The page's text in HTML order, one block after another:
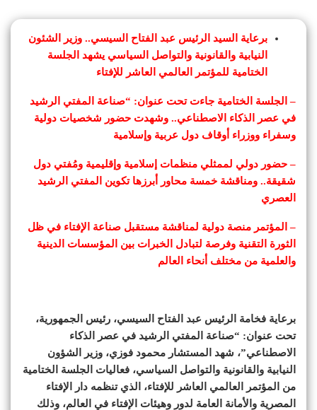
برعاية السيد الرئيس عبد الفتاح السيسي.. وزير الشئون
النيابية والقانونية والتواصل السياسي يشهد الجلسة
الختامية للمؤتمر العالمي العاشر للإفتاء
– الجلسة الختامية جاءت تحت عنوان: “صناعة المفتي الرشيد
في عصر الذكاء الاصطناعي.. وشهدت حضور شخصيات دولية
وسفراء ووزراء أوقاف دول عربية وإسلامية
– حضور دولي لممثلي منظمات إسلامية وإقليمية ومُفتي دول
شقيقة.. ومناقشة خمسة محاور أبرزها تكوين المفتي الرشيد
العصري
– المؤتمر منصة دولية لمناقشة مستقبل صناعة الإفتاء في ظل
الثورة التقنية وفرصة لتبادل الخبرات بين المؤسسات الدينية
والعلمية من مختلف أنحاء العالم
برعاية فخامة الرئيس عبد الفتاح السيسي، رئيس الجمهورية،
تحت عنوان: “صناعة المفتي الرشيد في عصر الذكاء
الاصطناعي”، شهد المستشار محمود فوزي، وزير الشؤون
النيابية والقانونية والتواصل السياسي، فعاليات الجلسة الختامية
من المؤتمر العالمي العاشر للإفتاء، الذي تنظمه دار الإفتاء
المصرية والأمانة العامة لدور وهيئات الإفتاء في العالم، وذلك